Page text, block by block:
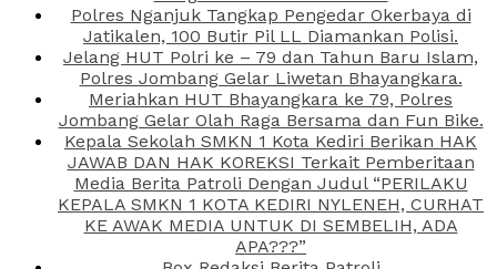
Polres Nganjuk Tangkap Pengedar Okerbaya di
Jatikalen, 100 Butir Pil LL Diamankan Polisi.
Jelang HUT Polri ke – 79 dan Tahun Baru Islam,
Polres Jombang Gelar Liwetan Bhayangkara.
Meriahkan HUT Bhayangkara ke 79, Polres
Jombang Gelar Olah Raga Bersama dan Fun Bike.
Kepala Sekolah SMKN 1 Kota Kediri Berikan HAK
JAWAB DAN HAK KOREKSI Terkait Pemberitaan
Media Berita Patroli Dengan Judul “PERILAKU
KEPALA SMKN 1 KOTA KEDIRI NYLENEH, CURHAT
KE AWAK MEDIA UNTUK DI SEMBELIH, ADA
APA???”